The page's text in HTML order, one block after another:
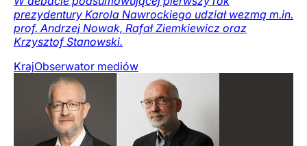
prezydentury Karola Nawrockiego udział wezmą m.in.
prof. Andrzej Nowak, Rafał Ziemkiewicz oraz
Krzysztof Stanowski.
KrajObserwator mediów